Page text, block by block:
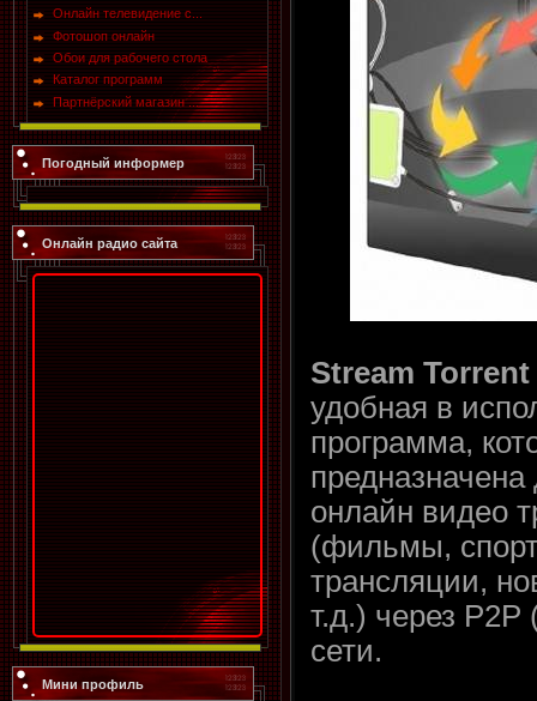
Онлайн телевидение с...
Фотошоп онлайн
Обои для рабочего стола
Каталог программ
Партнёрский магазин ...
Погодный информер
Онлайн радио сайта
Мини профиль
Stream Torrent
удобная в
программа,
онлайн видео
(фильмы,
трансляции,
т.д.) через
сети.